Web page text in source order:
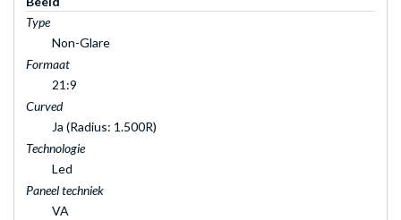
Type
Non-Glare
Formaat
21:9
Curved
Ja (Radius: 1.500R)
Technologie
Led
Paneel techniek
VA